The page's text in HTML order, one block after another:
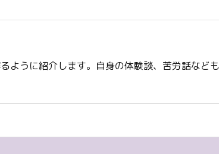
うに紹介します。自身の体験談、苦労話など